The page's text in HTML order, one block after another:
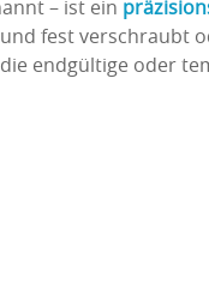
– ist ein
fest verschraubt
endgültige oder